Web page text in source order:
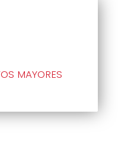
MAYORES